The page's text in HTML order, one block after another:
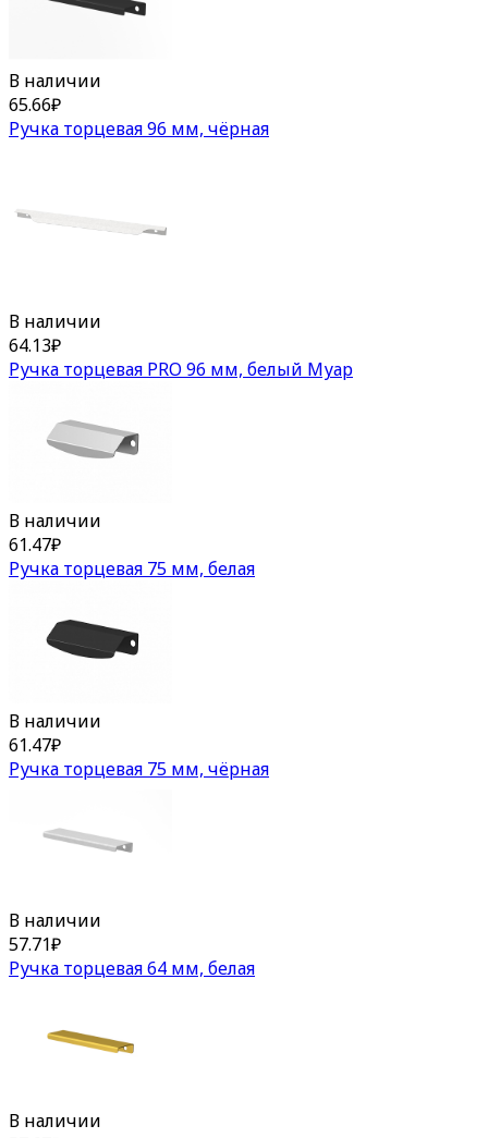
В наличии
65.66₽
Ручка торцевая 96 мм, чёрная
В наличии
64.13₽
Ручка торцевая PRO 96 мм, белый Муар
В наличии
61.47₽
Ручка торцевая 75 мм, белая
В наличии
61.47₽
Ручка торцевая 75 мм, чёрная
В наличии
57.71₽
Ручка торцевая 64 мм, белая
В наличии